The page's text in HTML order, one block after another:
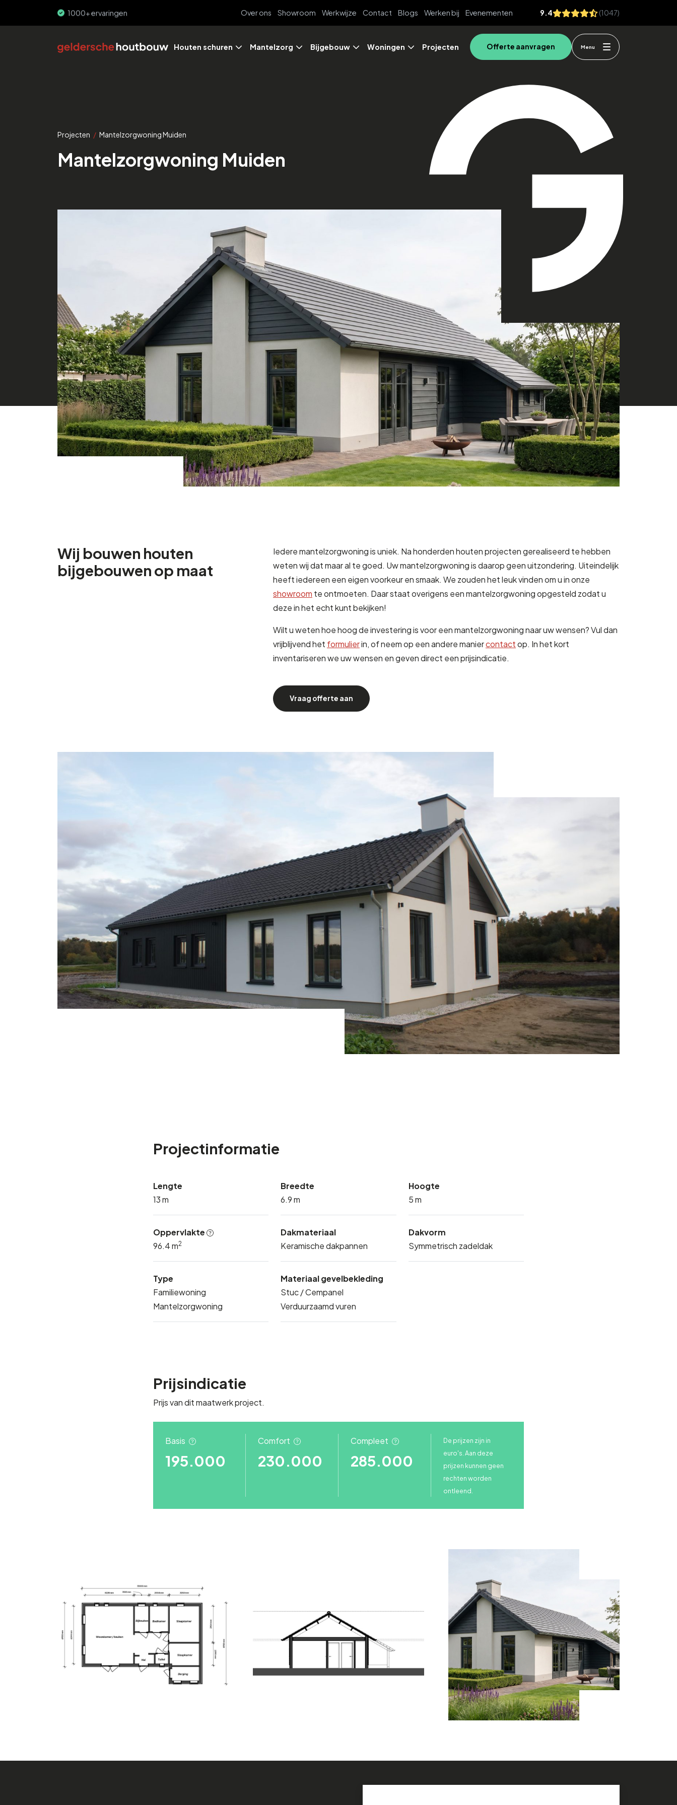
Hoge bouwsnelheid Over ons Showroom Werkwijze Contact Blogs Werken bij Evenementen 9.4 (1047)
Houten schuren Mantelzorg Bijgebouw Woningen Projecten Menu
Offerte aanvragen
Projecten / Mantelzorgwoning Muiden
Mantelzorgwoning Muiden
Wij bouwen houten
bijgebouwen op maat
Iedere mantelzorgwoning is uniek. Na honderden houten projecten gerealiseerd te hebben
weten wij dat maar al te goed. Uw mantelzorgwoning is daarop geen uitzondering. Uiteindelijk
heeft iedereen een eigen voorkeur en smaak. We zouden het leuk vinden om u in onze
showroom te ontmoeten. Daar staat overigens een mantelzorgwoning opgesteld zodat u
deze in het echt kunt bekijken!
Wilt u weten hoe hoog de investering is voor een mantelzorgwoning naar uw wensen? Vul dan
vrijblijvend het formulierin, of neem op een andere maniercontactop. In het kort
inventariseren we uw wensen en geven direct een prijsindicatie.
Vraag offerte aan
Projectinformatie
Lengte
13 m
Breedte
6.9 m
Hoogte
5 m
Oppervlakte
96.4 m2
Dakmateriaal
Keramische dakpannen
Dakvorm
Symmetrisch zadeldak
Type
Familiewoning
Mantelzorgwoning
Materiaal gevelbekleding
Stuc / Cempanel
Verduurzaamd vuren
Prijsindicatie
Prijs van dit maatwerk project.
Basis
195.000
Comfort
230.000
Compleet
285.000
De prijzen zijn in
euro's. Aan deze
prijzen kunnen geen
rechten worden
ontleend.